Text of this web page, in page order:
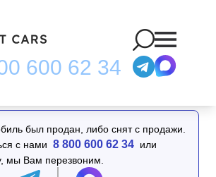
600 62 34
Palisade Gasoline 3.8 VIP 2WD
был продан, либо снят с продажи.
с нами 8 800 600 62 34 или
мы Вам перезвоним.